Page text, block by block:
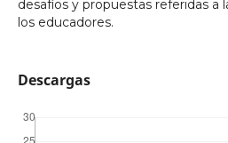
desafíos y propuestas referidas a
los educadores.
Descargas